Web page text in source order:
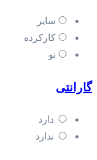
سایر
کارکرده
نو
گارانتی
دارد
ندارد